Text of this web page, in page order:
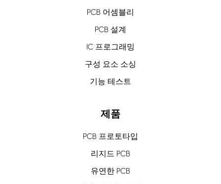
PCB 어셈블리
PCB 설계
IC 프로그래밍
구성 요소 소싱
기능 테스트
제품
PCB 프로토타입
리지드 PCB
유연한 PCB